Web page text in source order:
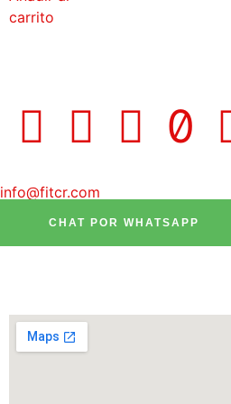
carrito
info@fitcr.com
CHAT POR WHATSAPP